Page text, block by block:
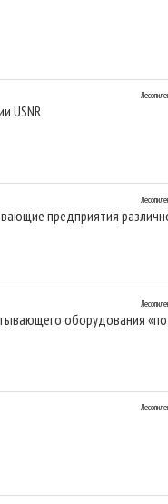
USNR
предприятия
оборудования